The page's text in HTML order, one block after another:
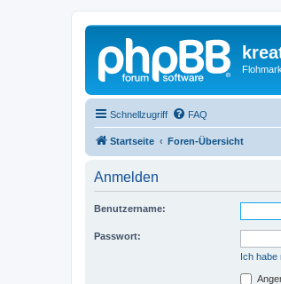
Schnellzugriff FAQ
Startseite Foren-Übersicht
Anmelden
Benutzername:
Passwort:
Ich habe